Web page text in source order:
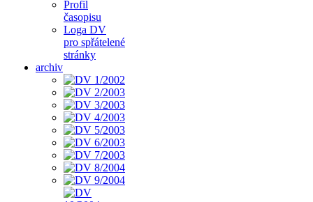
Profil
časopisu
Loga DV
pro spřátelené
stránky
archiv